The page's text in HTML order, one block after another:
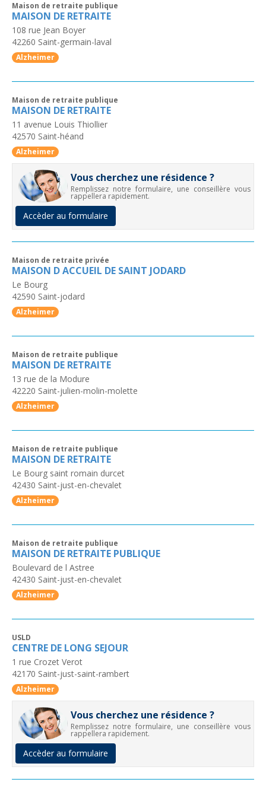
Maison de retraite publique
MAISON DE RETRAITE
108 rue Jean Boyer
42260 Saint-germain-laval
Alzheimer
Maison de retraite publique
MAISON DE RETRAITE
11 avenue Louis Thiollier
42570 Saint-héand
Alzheimer
Vous cherchez une résidence ?
Remplissez notre formulaire, une conseillère vous
rappellera rapidement.
Accèder au formulaire
Maison de retraite privée
MAISON D ACCUEIL DE SAINT JODARD
Le Bourg
42590 Saint-jodard
Alzheimer
Maison de retraite publique
MAISON DE RETRAITE
13 rue de la Modure
42220 Saint-julien-molin-molette
Alzheimer
Maison de retraite publique
MAISON DE RETRAITE
Le Bourg saint romain durcet
42430 Saint-just-en-chevalet
Alzheimer
Maison de retraite publique
MAISON DE RETRAITE PUBLIQUE
Boulevard de l Astree
42430 Saint-just-en-chevalet
Alzheimer
USLD
CENTRE DE LONG SEJOUR
1 rue Crozet Verot
42170 Saint-just-saint-rambert
Alzheimer
Vous cherchez une résidence ?
Remplissez notre formulaire, une conseillère vous
rappellera rapidement.
Accèder au formulaire